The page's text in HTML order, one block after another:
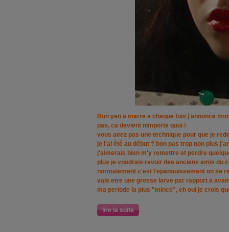
Bon yen a marre a chaque fois j'annonce
pas, ca devient nimporte quoi !
vous avez pas une technique pour que je
je l'ai été au début ? bon pas trop non plus
j'aimerais bien m'y remettre et perdre
plus je voudrais revoir des anciens amis du
normalement c'est l'epanouissement on se
vais etre une grosse larve par rapport a
ma periode la plus "mince", eh oui je crois
lire la suite